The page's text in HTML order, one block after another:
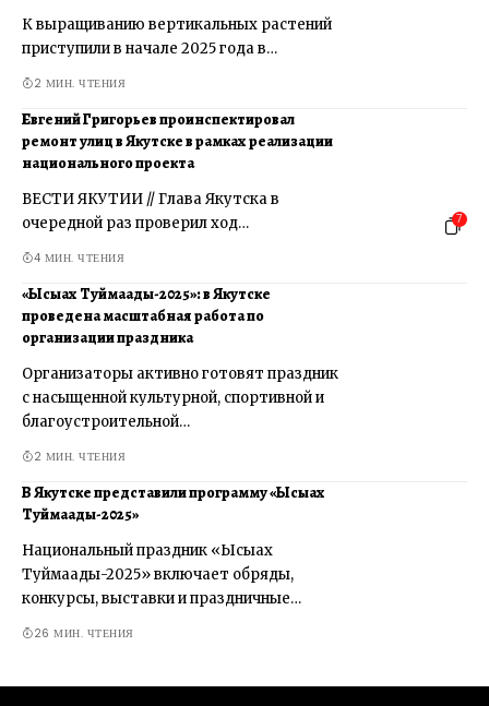
К выращиванию вертикальных растений
приступили в начале 2025 года в…
2 МИН. ЧТЕНИЯ
7
Евгений Григорьев проинспектировал
ремонт улиц в Якутске в рамках реализации
национального проекта
ВЕСТИ ЯКУТИИ // Глава Якутска в
очередной раз проверил ход…
4 МИН. ЧТЕНИЯ
«Ысыах Туймаады-2025»: в Якутске
проведена масштабная работа по
организации праздника
Организаторы активно готовят праздник
с насыщенной культурной, спортивной и
благоустроительной…
2 МИН. ЧТЕНИЯ
В Якутске представили программу «Ысыах
Туймаады-2025»
Национальный праздник «Ысыах
Туймаады-2025» включает обряды,
конкурсы, выставки и праздничные…
26 МИН. ЧТЕНИЯ